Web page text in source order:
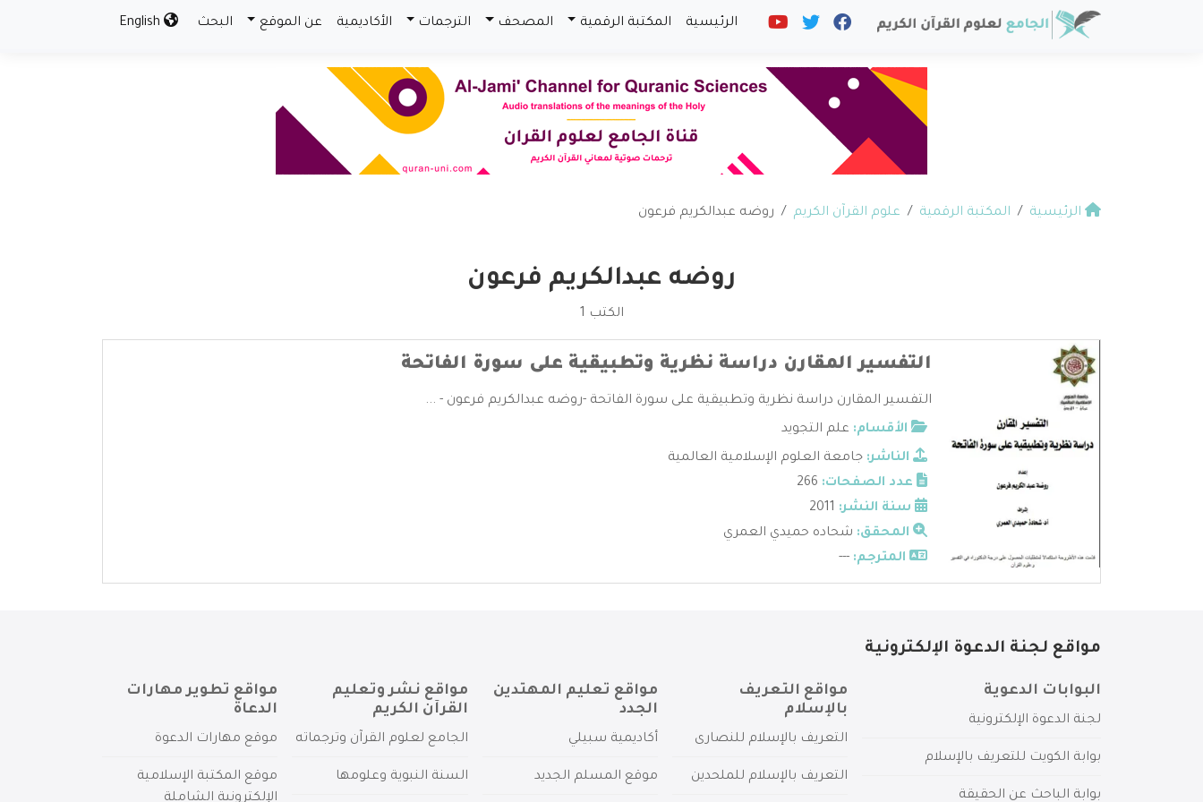
الرئيسية المكتبة الرقمية المصحف الترجمات الأكاديمية عن الموقع البحث
الرئيسية المكتبة الرقمية علوم القرآن الكريم روضه عبدالكريم فرعون
روضه عبدالكريم فرعون
الكتب 1
التفسير المقارن دراسة نظرية وتطبيقية على سورة الفاتحة
التفسير المقارن دراسة نظرية وتطبيقية على سورة الفاتحة -روضه عبدالكريم فرعون - ...
الأقسام: علم التجويد
الناشر: جامعة العلوم الإسلامية العالمية
عدد الصفحات:
سنة النشر:
المحقق: شحاده حميدي العمري
المترجم: ---
مواقع لجنة الدعوة الإلكترونية
البوابات الدعوية
لجنة الدعوة الإلكترونية
بوابة الكويت للتعريف بالإسلام
بوابة الباحث عن الحقيقة
مواقع التعريف
بالإسلام
التعريف بالإسلام للنصارى
التعريف بالإسلام للملحدين
مواقع تعليم المهتدين
الجدد
أكاديمية سبيلي
موقع المسلم الجديد
مواقع نشر وتعليم
القرآن الكريم
الجامع لعلوم القرآن وترجماته
السنة النبوية وعلومها
مواقع تطوير مهارات
الدعاة
موقع مهارات الدعوة
موقع المكتبة الإسلامية
الإلكترونية الشاملة